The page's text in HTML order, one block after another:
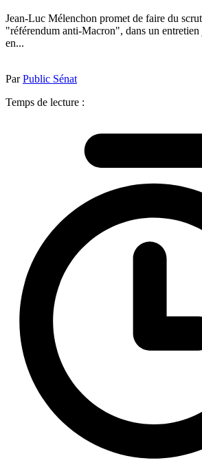
Jean-Luc Mélenchon promet de faire du
"référendum anti-Macron", dans un
en...
ParPublic Sénat
Temps de lecture :